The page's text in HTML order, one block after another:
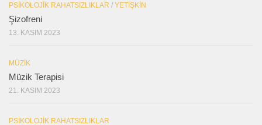
PSIKOLOJIK RAHATSIZLIKLAR / YETIŞKIN
Şizofreni
13. KASIM 2023
MÜZIK
Müzik Terapisi
21. KASIM 2023
PSIKOLOJIK RAHATSIZLIKLAR